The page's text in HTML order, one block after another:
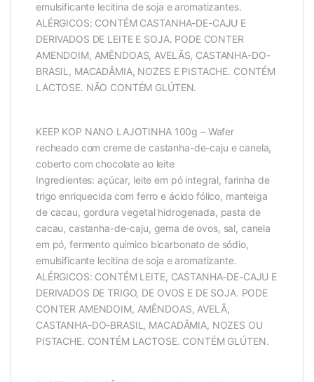
emulsificante lecitina de soja e aromatizantes.
ALÉRGICOS: CONTÉM CASTANHA-DE-CAJU E
DERIVADOS DE LEITE E SOJA. PODE CONTER
AMENDOIM, AMÊNDOAS, AVELÃS, CASTANHA-DO-
BRASIL, MACADÂMIA, NOZES E PISTACHE. CONTÉM
LACTOSE. NÃO CONTÉM GLÚTEN.
KEEP KOP NANO LAJOTINHA 100g – Wafer
recheado com creme de castanha-de-caju e canela,
coberto com chocolate ao leite
Ingredientes: açúcar, leite em pó integral, farinha de
trigo enriquecida com ferro e ácido fólico, manteiga
de cacau, gordura vegetal hidrogenada, pasta de
cacau, castanha-de-caju, gema de ovos, sal, canela
em pó, fermento químico bicarbonato de sódio,
emulsificante lecitina de soja e aromatizante.
ALÉRGICOS: CONTÉM LEITE, CASTANHA-DE-CAJU E
DERIVADOS DE TRIGO, DE OVOS E DE SOJA. PODE
CONTER AMENDOIM, AMÊNDOAS, AVELÃ,
CASTANHA-DO-BRASIL, MACADÂMIA, NOZES OU
PISTACHE. CONTÉM LACTOSE. CONTÉM GLÚTEN.